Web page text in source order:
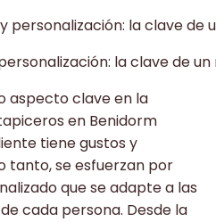
la clave de
aspecto clave en la
en Benidorm
tiene gustos y
tanto, se esfuerzan por
que se adapte a las
cada persona. Desde la